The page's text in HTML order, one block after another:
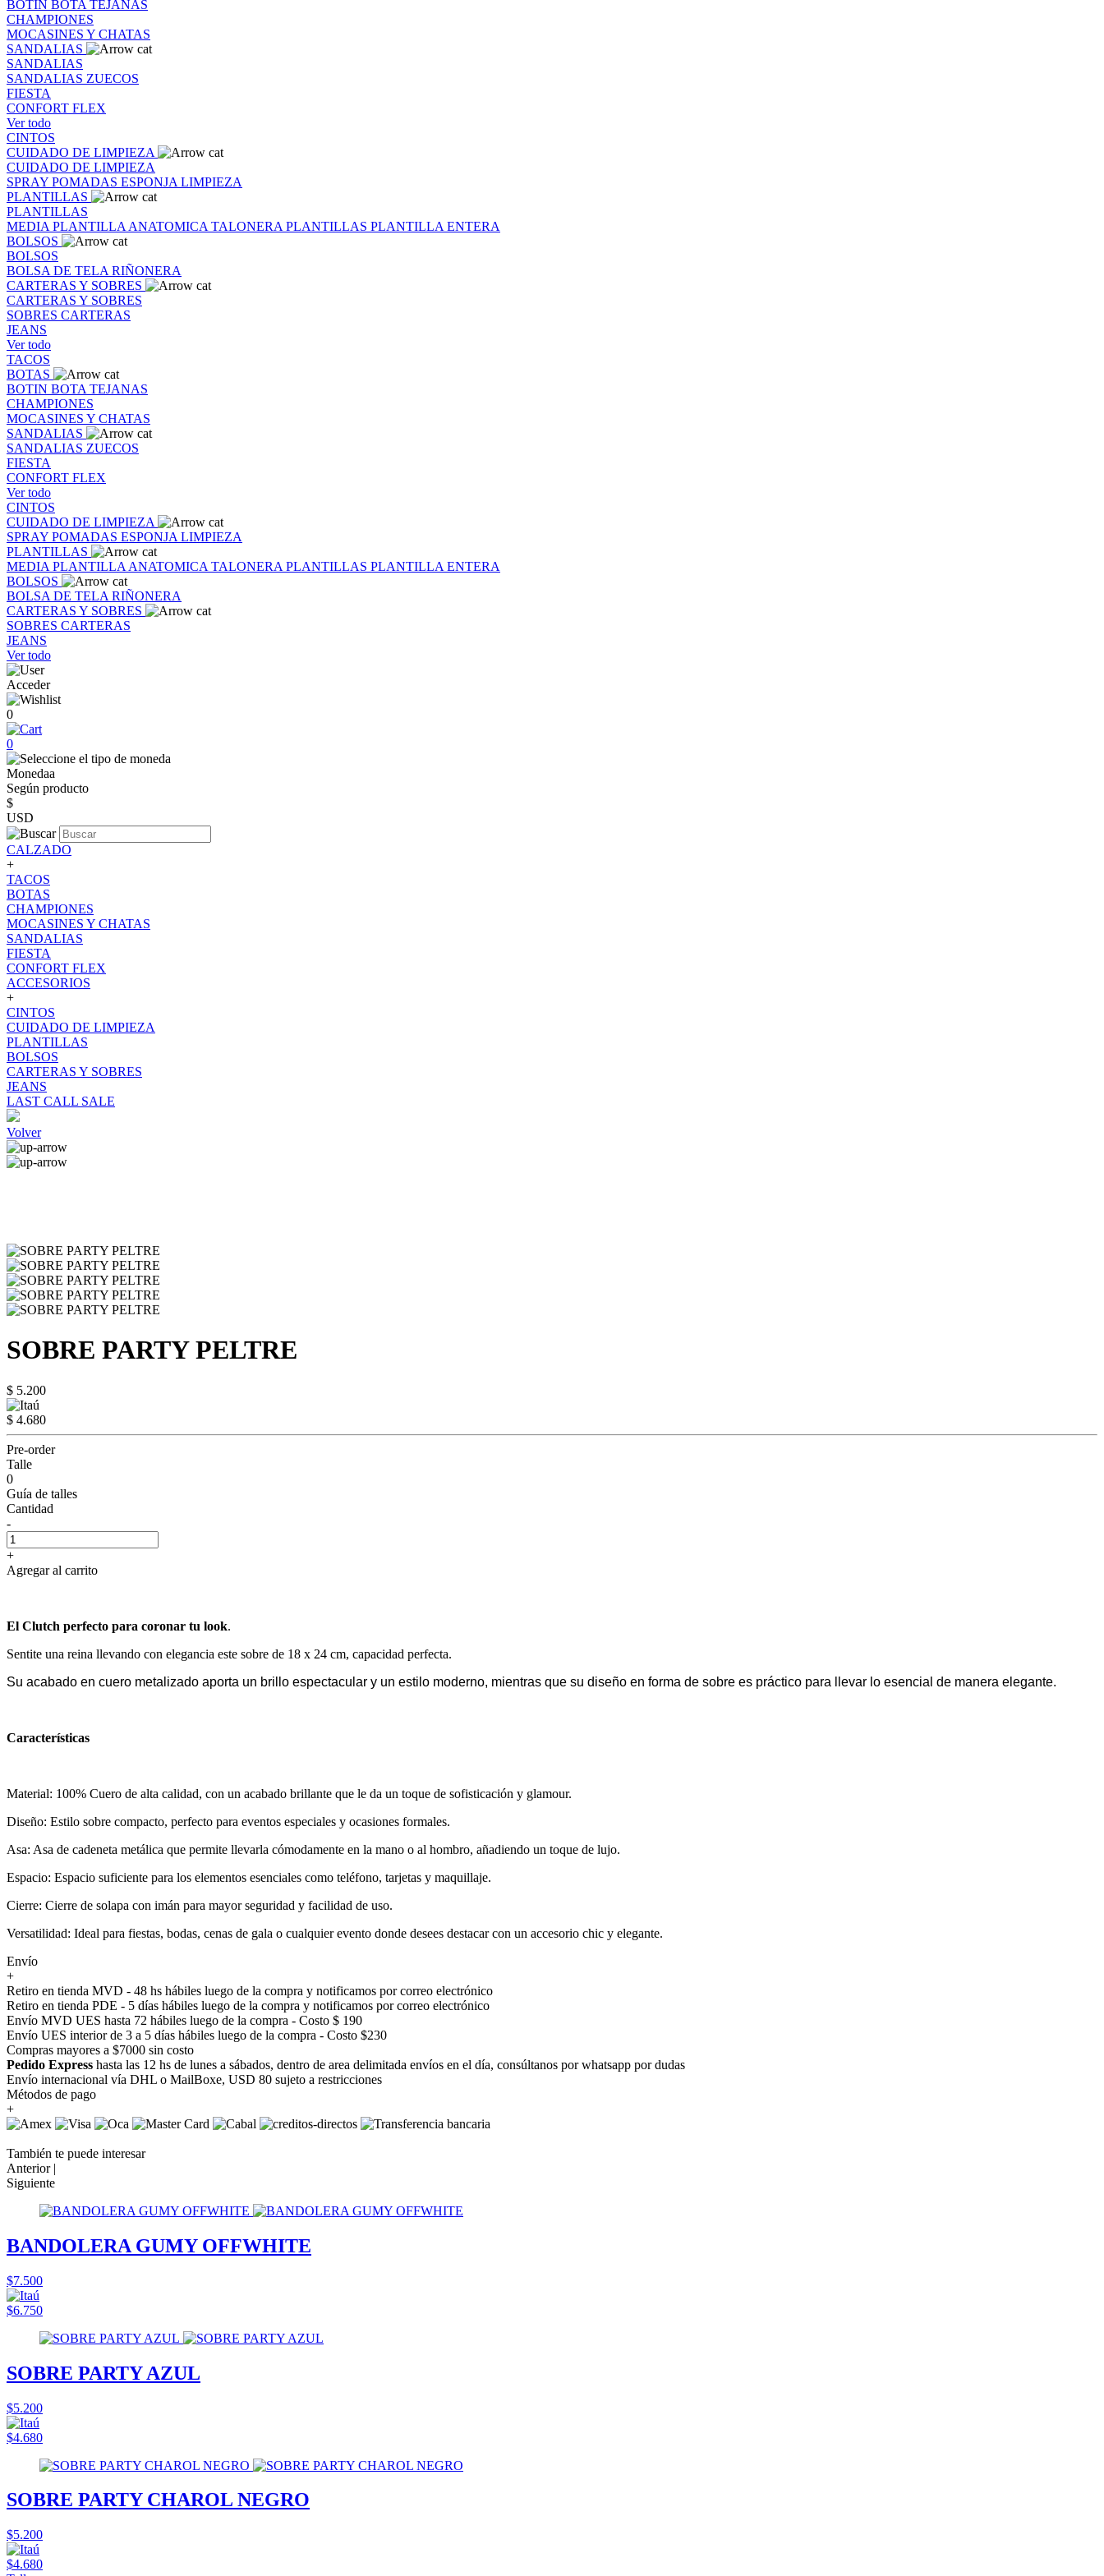
BOTIN BOTA TEJANAS
CHAMPIONES
MOCASINES Y CHATAS
SANDALIAS
SANDALIAS
SANDALIAS ZUECOS
FIESTA
CONFORT FLEX
Ver todo
CINTOS
CUIDADO DE LIMPIEZA
CUIDADO DE LIMPIEZA
SPRAY POMADAS ESPONJA LIMPIEZA
PLANTILLAS
PLANTILLAS
MEDIA PLANTILLA ANATOMICA TALONERA PLANTILLAS PLANTILLA ENTERA
BOLSOS
BOLSOS
BOLSA DE TELA RIÑONERA
CARTERAS Y SOBRES
CARTERAS Y SOBRES
SOBRES CARTERAS
JEANS
Ver todo
TACOS
BOTAS
BOTIN BOTA TEJANAS
CHAMPIONES
MOCASINES Y CHATAS
SANDALIAS
SANDALIAS ZUECOS
FIESTA
CONFORT FLEX
Ver todo
CINTOS
CUIDADO DE LIMPIEZA
SPRAY POMADAS ESPONJA LIMPIEZA
PLANTILLAS
MEDIA PLANTILLA ANATOMICA TALONERA PLANTILLAS PLANTILLA ENTERA
BOLSOS
BOLSA DE TELA RIÑONERA
CARTERAS Y SOBRES
SOBRES CARTERAS
JEANS
Ver todo
Acceder
0
0
Monedaa
Según producto
$
USD
CALZADO
+
TACOS
BOTAS
CHAMPIONES
MOCASINES Y CHATAS
SANDALIAS
FIESTA
CONFORT FLEX
ACCESORIOS
+
CINTOS
CUIDADO DE LIMPIEZA
PLANTILLAS
BOLSOS
CARTERAS Y SOBRES
JEANS
LAST CALL SALE
Volver
SOBRE PARTY PELTRE
$ 5.200
$ 4.680
Pre-order
Talle
0
Guía de talles
Cantidad
-
+
Agregar al carrito
El Clutch perfecto para coronar tu look.
Sentite una reina llevando con elegancia este sobre de 18 x 24 cm, capacidad perfecta.
Su acabado en cuero metalizado aporta un brillo espectacular y un estilo moderno, mientras que su diseño en forma de sobre es práctico para llevar lo esencial de manera elegante.
Características
Material: 100% Cuero de alta calidad, con un acabado brillante que le da un toque de sofisticación y glamour.
Diseño: Estilo sobre compacto, perfecto para eventos especiales y ocasiones formales.
Asa: Asa de cadeneta metálica que permite llevarla cómodamente en la mano o al hombro, añadiendo un toque de lujo.
Espacio: Espacio suficiente para los elementos esenciales como teléfono, tarjetas y maquillaje.
Cierre: Cierre de solapa con imán para mayor seguridad y facilidad de uso.
Versatilidad: Ideal para fiestas, bodas, cenas de gala o cualquier evento donde desees destacar con un accesorio chic y elegante.
Envío
+
Retiro en tienda MVD - 48 hs hábiles luego de la compra y notificamos por correo electrónico
Retiro en tienda PDE - 5 días hábiles luego de la compra y notificamos por correo electrónico
Envío MVD UES hasta 72 hábiles luego de la compra - Costo $ 190
Envío UES interior de 3 a 5 días hábiles luego de la compra - Costo $230
Compras mayores a $7000 sin costo
Pedido Express hasta las 12 hs de lunes a sábados, dentro de area delimitada envíos en el día, consúltanos por whatsapp por dudas
Envío internacional vía DHL o MailBoxe, USD 80 sujeto a restricciones
Métodos de pago
+
También te puede interesar
Anterior |
Siguiente
BANDOLERA GUMY OFFWHITE
$7.500
$6.750
SOBRE PARTY AZUL
$5.200
$4.680
SOBRE PARTY CHAROL NEGRO
$5.200
$4.680